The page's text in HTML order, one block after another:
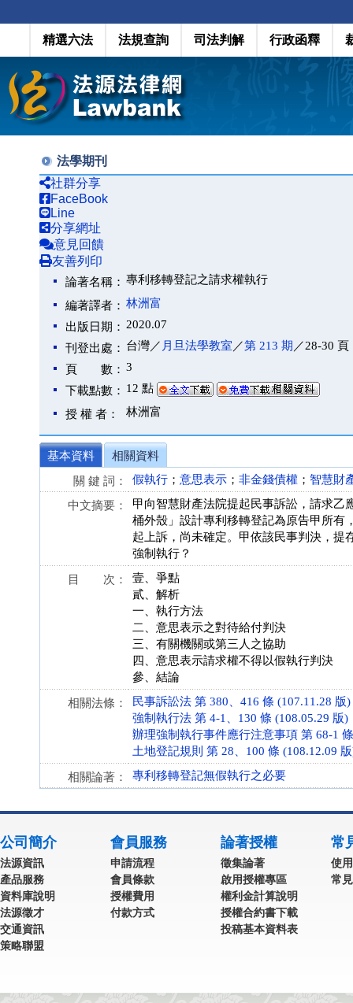
精選六法 法規查詢 司法判解 行政函釋
法學期刊
社群分享
FaceBook
Line
分享網址
意見回饋
友善列印
論著名稱： 專利移轉登記之請求權執行
編著譯者： 林洲富
出版日期： 2020.07
刊登出處： 台灣／ 月旦法學教室 ／第 213 期 ／28-30 頁
頁 數： 3
下載點數： 12 點
授 權 者： 林洲富
基本資料
相關資料
關 鍵 詞：
假執行 ； 意思表示 ； 非金錢債權 ； 智慧財
中文摘要：
甲向智慧財產法院提起民事訴訟，請求乙
桶外殼」設計專利移轉登記為原告甲所有
起上訴，尚未確定。甲依該民事判決，提
強制執行？
目 次：
壹、爭點
貳、解析
一、執行方法
二、意思表示之對待給付判決
三、有關機關或第三人之協助
四、意思表示請求權不得以假執行判決
參、結論
相關法條：
民事訴訟法 第 380、416 條 (107.11.28 版)
強制執行法 第 4-1、130 條 (108.05.29 版)
辦理強制執行事件應行注意事項 第 68-1
土地登記規則 第 28、100 條 (108.12.09
相關論著： 專利移轉登記無假執行之必要
公司簡介
法源資訊
產品服務
資料庫說明
法源徵才
交通資訊
策略聯盟
會員服務
申請流程
會員條款
授權費用
付款方式
論著授權
徵集論著
啟用授權專區
權利金計算說明
授權合約書下載
投稿基本資料表
常
使
常